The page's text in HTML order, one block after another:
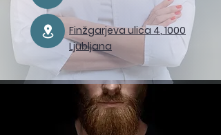
Finžgarjeva ulica 4, 1000
Ljubljana